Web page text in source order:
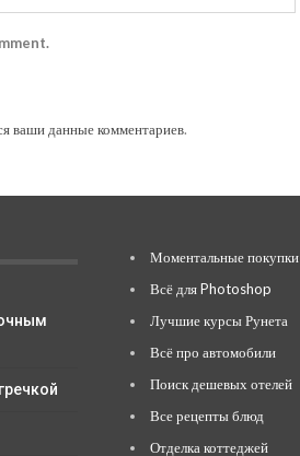
ваши данные комментариев.
Моментальные покупки
Всё для Photoshop
Лучшие курсы Рунета
Всё про автомобили
Поиск дешевых отелей
Все рецепты блюд
Отделка коттеджей